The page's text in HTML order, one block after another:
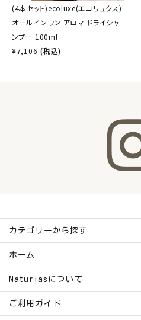
(4本セット)ecoluxe(エコリュクス)
オールインワン アロマ ドライシャ
ンプー 100ml
¥7,106 (税込)
カテゴリーから探す
ホーム
Naturiasについて
ご利用ガイド